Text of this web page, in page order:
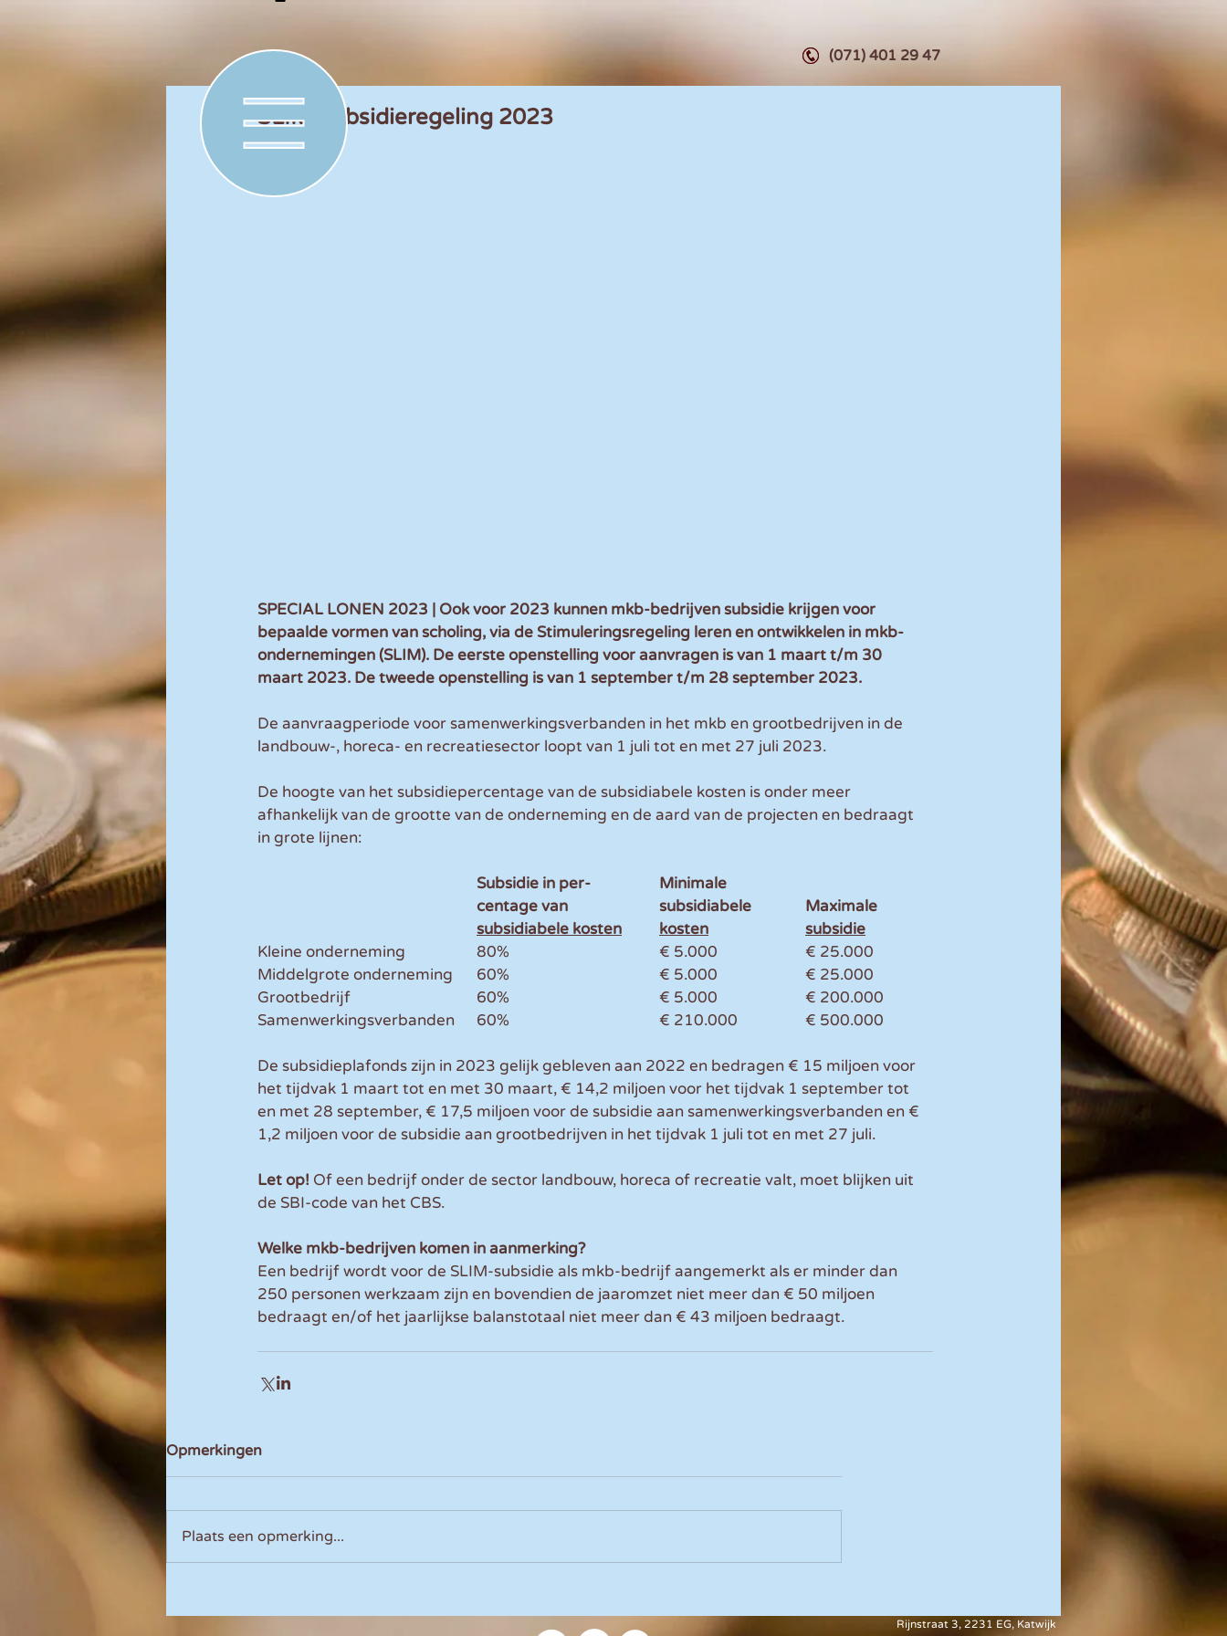
(071) 401 29 47
SLIM-subsidieregeling 2023
SPECIAL LONEN 2023 | Ook voor 2023 kunnen mkb-bedrijven subsidie krijgen voor
bepaalde vormen van scholing, via de Stimuleringsregeling leren en ontwikkelen in mkb-
ondernemingen (SLIM). De eerste openstelling voor aanvragen is van 1 maart t/m 30
maart 2023. De tweede openstelling is van 1 september t/m 28 september 2023.
De aanvraagperiode voor samenwerkingsverbanden in het mkb en grootbedrijven in de
landbouw-, horeca- en recreatiesector loopt van 1 juli tot en met 27 juli 2023.
De hoogte van het subsidiepercentage van de subsidiabele kosten is onder meer
afhankelijk van de grootte van de onderneming en de aard van de projecten en bedraagt
in grote lijnen:
Subsidie in per-
Minimale
centage van
subsidiabele
Maximale
subsidiabele kosten	kosten
subsidie
Kleine onderneming		80%					€ 5.000			€ 25.000
Middelgrote onderneming	60%					€ 5.000			€ 25.000
Grootbedrijf				60%					€ 5.000			€ 200.000
Samenwerkingsverbanden	60%					€ 210.000		€ 500.000
De subsidieplafonds zijn in 2023 gelijk gebleven aan 2022 en bedragen € 15 miljoen voor
het tijdvak 1 maart tot en met 30 maart, € 14,2 miljoen voor het tijdvak 1 september tot
en met 28 september, € 17,5 miljoen voor de subsidie aan samenwerkingsverbanden en €
1,2 miljoen voor de subsidie aan grootbedrijven in het tijdvak 1 juli tot en met 27 juli.
Let op! Of een bedrijf onder de sector landbouw, horeca of recreatie valt, moet blijken uit
de SBI-code van het CBS.
Welke mkb-bedrijven komen in aanmerking?
Een bedrijf wordt voor de SLIM-subsidie als mkb-bedrijf aangemerkt als er minder dan
250 personen werkzaam zijn en bovendien de jaaromzet niet meer dan € 50 miljoen
bedraagt en/of het jaarlijkse balanstotaal niet meer dan € 43 miljoen bedraagt.
Opmerkingen
Plaats een opmerking...
Rijnstraat 3, 2231 EG, Katwijk